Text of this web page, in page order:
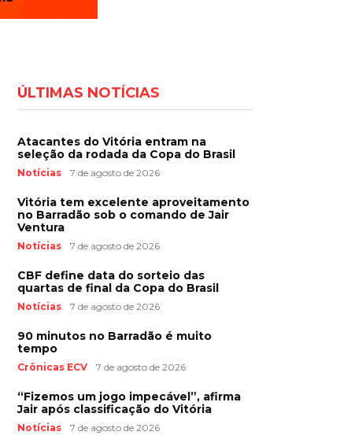
ÚLTIMAS NOTÍCIAS
Atacantes do Vitória entram na
seleção da rodada da Copa do Brasil
Notícias 7 de agosto de 2026
Vitória tem excelente aproveitamento
no Barradão sob o comando de Jair
Ventura
Notícias 7 de agosto de 2026
CBF define data do sorteio das
quartas de final da Copa do Brasil
Notícias 7 de agosto de 2026
90 minutos no Barradão é muito
tempo
Crônicas ECV 7 de agosto de 2026
“Fizemos um jogo impecável”, afirma
Jair após classificação do Vitória
Notícias 7 de agosto de 2026